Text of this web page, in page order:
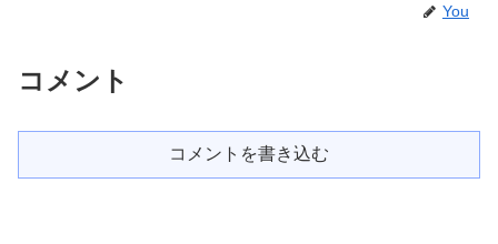
You
コメント
コメントを書き込む